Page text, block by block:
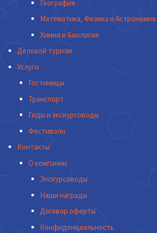
География
Математика, Физика и Астрономия.
Химия и Биология
Деловой туризм
Услуги
Гостиницы
Транспорт
Гиды и экскурсоводы
Фестивали
Контакты
О компании
Экскурсоводы
Наши награды
Договор оферты
Конфиденциальность